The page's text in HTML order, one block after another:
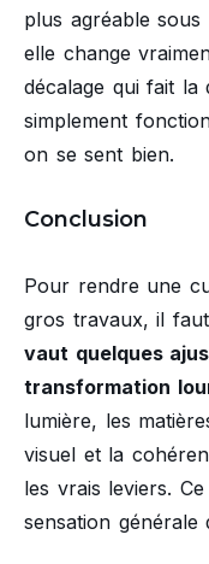
plus agréable sous
elle change
décalage qui fait la
simplement
on se sent bien.
Conclusion
Pour rendre une
gros travaux, il
vaut quelques
transformation
lumière, les
visuel et la
les vrais leviers.
sensation générale